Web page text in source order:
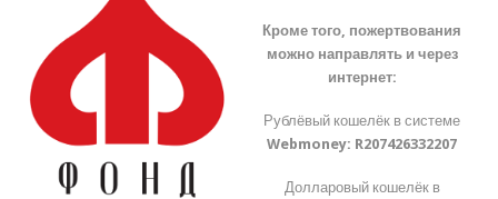
Кроме того, пожертвования
можно направлять и через
интернет:
Рублёвый кошелёк в системе
Webmoney: R207426332207
Долларовый кошелёк в